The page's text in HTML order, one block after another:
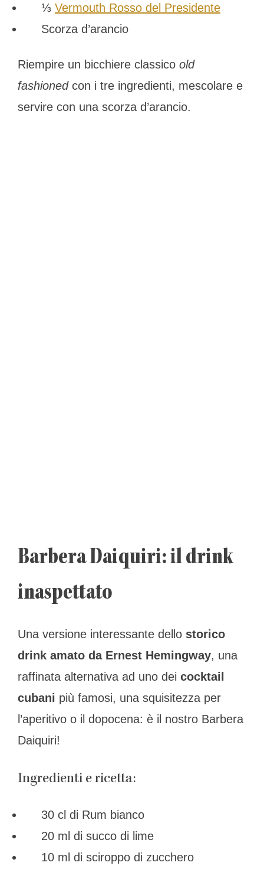
⅓ Vermouth Rosso del Presidente
Scorza d’arancio
Riempire un bicchiere classico old
fashionedcon i tre ingredienti, mescolare e
servire con una scorza d’arancio.
Barbera Daiquiri: il drink
inaspettato
Una versione interessante dello storico
drink amato da Ernest Hemingway, una
raffinata alternativa ad uno dei cocktail
cubani più famosi, una squisitezza per
l’aperitivo o il dopocena: è il nostro Barbera
Daiquiri!
Ingredienti e ricetta:
30 cl di Rum bianco
20 ml di succo di lime
10 ml di sciroppo di zucchero